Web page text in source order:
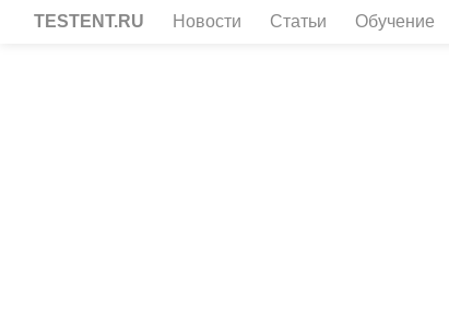
TESTENT.RU Новости Статьи Обучение